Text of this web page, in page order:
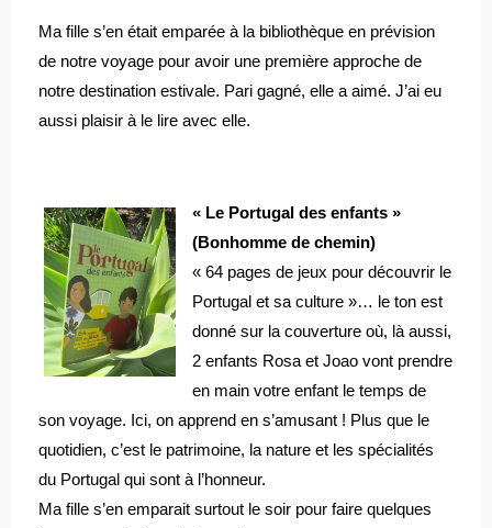
Ma fille s’en était emparée à la bibliothèque en prévision
de notre voyage pour avoir une première approche de
notre destination estivale. Pari gagné, elle a aimé. J’ai eu
aussi plaisir à le lire avec elle.
« Le Portugal des enfants »
(Bonhomme de chemin)
« 64 pages de jeux pour découvrir le
Portugal et sa culture »… le ton est
donné sur la couverture où, là aussi,
2 enfants Rosa et Joao vont prendre
en main votre enfant le temps de
son voyage. Ici, on apprend en s’amusant ! Plus que le
quotidien, c’est le patrimoine, la nature et les spécialités
du Portugal qui sont à l’honneur.
Ma fille s’en emparait surtout le soir pour faire quelques